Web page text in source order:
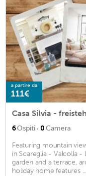
a partire da
111€
6Ospiti · 0Camera
Featuring mountain
in Scareglia - Valcolla
garden and a terrace,
holiday home features ...